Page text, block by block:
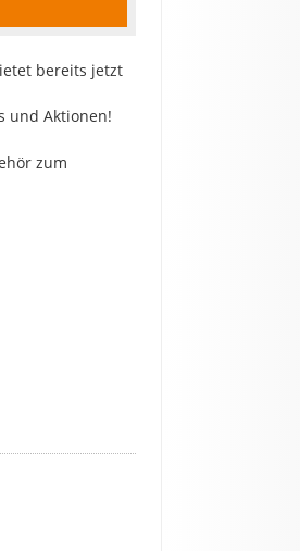
bereits jetzt
und Aktionen!
zum